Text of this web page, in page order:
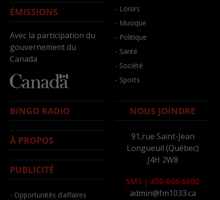
ÉMISSIONS
Avec la participation du
gouvernement du
Canada
- Loisirs
- Musique
- Politique
- Santé
- Société
- Sports
BINGO RADIO
À PROPOS
PUBLICITÉ
- Opportunités d’affaires
NOUS JOINDRE
91,rue Saint-Jean
Longueuil (Québec)
J4H 2W8
SMS | 450-646-6800
admin@fm1033.ca